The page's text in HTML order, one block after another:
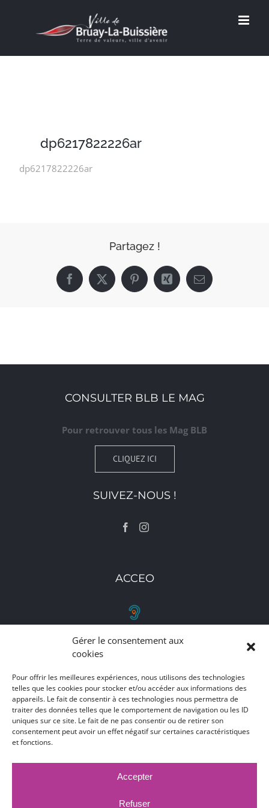
Gérer le consentement aux
cookies
Pour offrir les meilleures expériences, nous utilisons des technologies
telles que les cookies pour stocker et/ou accéder aux informations des
appareils. Le fait de consentir à ces technologies nous permettra de
traiter des données telles que le comportement de navigation ou les ID
uniques sur ce site. Le fait de ne pas consentir ou de retirer son
consentement peut avoir un effet négatif sur certaines caractéristiques
et fonctions.
Accepter
Refuser
dp6217822226ar
dp6217822226ar
Partagez !
Facebook
X PinterestXing Email
CONSULTER BLB LE MAG
Pour retrouver tous les Mag BLB
CLIQUEZ ICI
SUIVEZ-NOUS !
ACCEO
RETROUVEZ-NOUS
Toutes nos adresses, coordonnées et horaires
d'ouverture
CLIQUEZ ICI